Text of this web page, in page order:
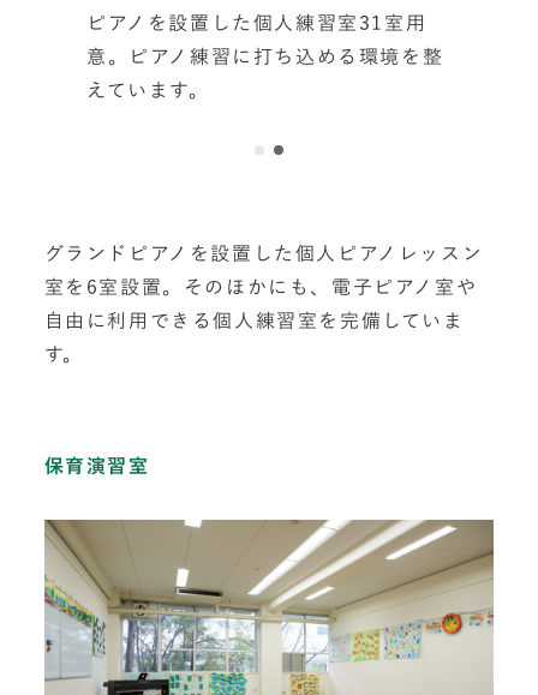
ピアノを設置した個人練習室31室用
意。ピアノ練習に打ち込める環境を整
えています。
グランドピアノを設置した個人ピアノレッスン
室を6室設置。そのほかにも、電子ピアノ室や
自由に利用できる個人練習室を完備していま
す。
保育演習室